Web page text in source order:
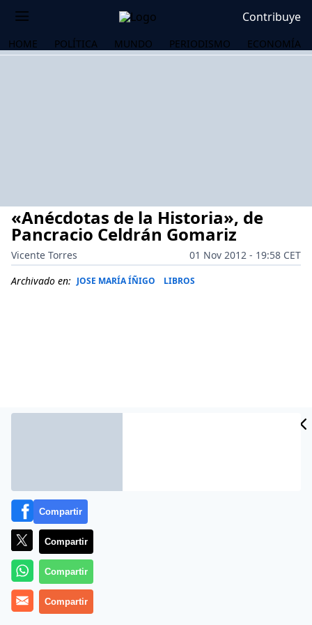
Contribuye
HOME POLÍTICA MUNDO PERIODISMO ECONOMÍA
«Anécdotas de la Historia», de
Pancracio Celdrán Gomariz
Vicente Torres
01 Nov 2012 - 19:58 CET
Archivado en: JOSE MARÍA ÍÑIGO LIBROS
Más información
Compartir
Compartir
Compartir
Compartir